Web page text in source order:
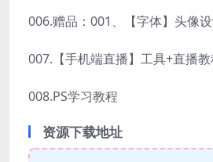
006.赠品：001、【字体】头像
007.【手机端直播】工具+直播教
008.PS学习教程
资源下载地址